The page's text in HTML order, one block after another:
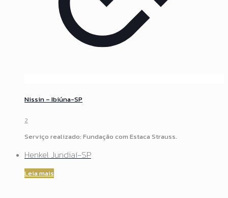
Nissin – Ibiúna-SP
2
Serviço realizado: Fundação com Estaca Strauss.
Henkel Jundiaí-SP
Leia mais